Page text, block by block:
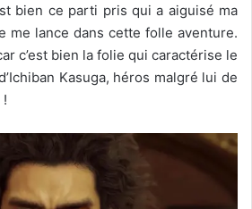
bien ce parti pris qui a aiguisé ma
me lance dans cette folle aventure.
c’est bien la folie qui caractérise le
Kasuga, héros malgré lui de